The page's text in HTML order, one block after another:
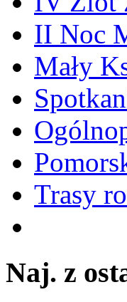
II Noc
Mały
Trasy
Naj. z